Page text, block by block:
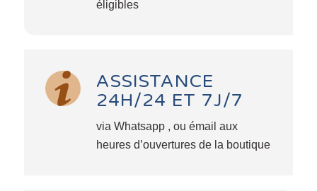
éligibles
ASSISTANCE
24H/24 ET 7J/7
via Whatsapp , ou émail aux
heures d’ouvertures de la boutique